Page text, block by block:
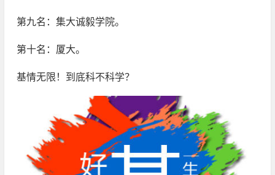
第九名：集大诚毅学院。
第十名：厦大。
基情无限！到底科不科学？